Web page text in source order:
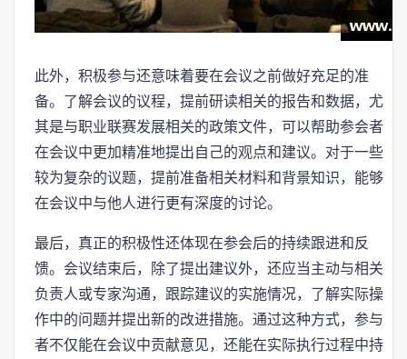
此外，积极参与还意味着要在会议之前做好充足的准
备。了解会议的议程，提前研读相关的报告和数据，尤
其是与职业联赛发展相关的政策文件，可以帮助参会者
在会议中更加精准地提出自己的观点和建议。对于一些
较为复杂的议题，提前准备相关材料和背景知识，能够
在会议中与他人进行更有深度的讨论。
最后，真正的积极性还体现在参会后的持续跟进和反
馈。会议结束后，除了提出建议外，还应当主动与相关
负责人或专家沟通，跟踪建议的实施情况，了解实际操
作中的问题并提出新的改进措施。通过这种方式，参与
者不仅能在会议中贡献意见，还能在实际执行过程中持